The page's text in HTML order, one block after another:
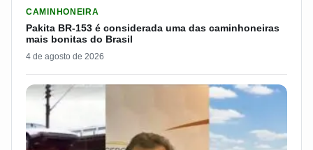
CAMINHONEIRA
Pakita BR-153 é considerada uma das caminhoneiras
mais bonitas do Brasil
4 de agosto de 2026